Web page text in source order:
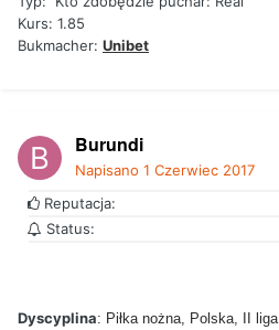
Kurs: 1.85
Bukmacher: Unibet
Burundi
Napisano 1 Czerwiec 2017
Reputacja:
Status:
Dyscyplina: Piłka nożna, Polska, II liga